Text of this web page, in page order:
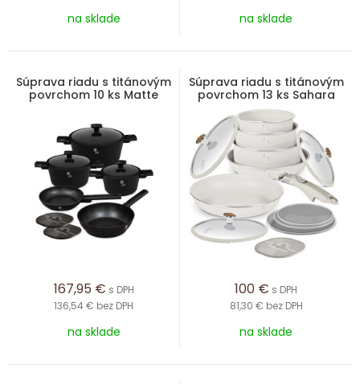
na sklade na sklade
Súprava riadu s titánovým
povrchom 10 ks Matte
167,95 € s DPH
136,54 € bez DPH
na sklade
Súprava riadu s titánovým
povrchom 13 ks Sahara
Nordic Collection
100 € s DPH
81,30 € bez DPH
na sklade